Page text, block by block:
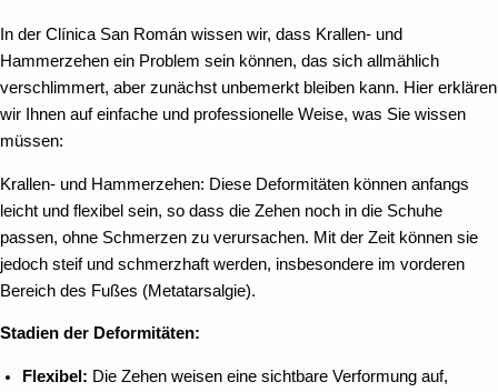
In der Clínica San Román wissen wir, dass Krallen- und
Hammerzehen ein Problem sein können, das sich allmählich
verschlimmert, aber zunächst unbemerkt bleiben kann. Hier erklären
wir Ihnen auf einfache und professionelle Weise, was Sie wissen
müssen:
Krallen- und Hammerzehen: Diese Deformitäten können anfangs
leicht und flexibel sein, so dass die Zehen noch in die Schuhe
passen, ohne Schmerzen zu verursachen. Mit der Zeit können sie
jedoch steif und schmerzhaft werden, insbesondere im vorderen
Bereich des Fußes (Metatarsalgie).
Stadien der Deformitäten:
Flexibel: Die Zehen weisen eine sichtbare Verformung auf,